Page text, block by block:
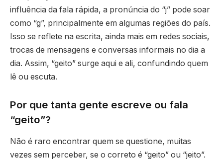
influência da fala rápida, a pronúncia do “j” pode soar
como “g”, principalmente em algumas regiões do país.
Isso se reflete na escrita, ainda mais em redes sociais,
trocas de mensagens e conversas informais no dia a
dia. Assim, “geito” surge aqui e ali, confundindo quem
lê ou escuta.
Por que tanta gente escreve ou fala
“geito”?
Não é raro encontrar quem se questione, muitas
vezes sem perceber, se o correto é “geito” ou “jeito”.